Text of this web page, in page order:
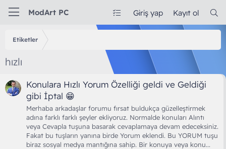
ModArt PC Giriş yap Kayıt ol
Etiketler
hızlı
Konulara Hızlı Yorum Özelliği geldi ve Geldiği
gibi İptal 😁
Merhaba arkadaşlar forumu fırsat buldukça güzelleştirmek
adına farklı farklı şeyler ekliyoruz. Normalde konuları Alıntı
veya Cevapla tuşuna basarak cevaplamaya devam edeceksiniz.
Fakat bu tuşların yanına birde Yorum eklendi. Bu YORUM tuşu
biraz sosyal medya mantığına sahip. Bir konuya veya konu...